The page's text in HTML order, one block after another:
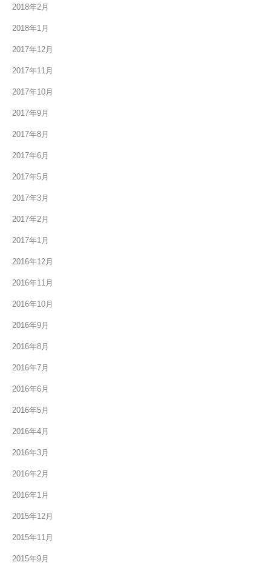
2018年2月
2018年1月
2017年12月
2017年11月
2017年10月
2017年9月
2017年8月
2017年6月
2017年5月
2017年3月
2017年2月
2017年1月
2016年12月
2016年11月
2016年10月
2016年9月
2016年8月
2016年7月
2016年6月
2016年5月
2016年4月
2016年3月
2016年2月
2016年1月
2015年12月
2015年11月
2015年9月